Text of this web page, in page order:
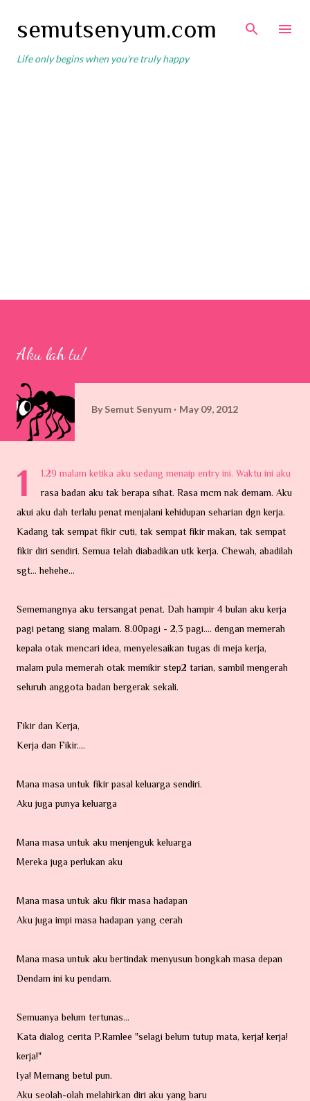
semutsenyum.com
Life only begins when you're truly happy
Aku lah tu!
By Semut Senyum May 09, 2012
1
1.29 malam ketika aku sedang menaip entry ini. Waktu ini aku
rasa badan aku tak berapa sihat. Rasa mcm nak demam. Aku
akui aku dah terlalu penat menjalani kehidupan seharian dgn kerja.
Kadang tak sempat fikir cuti, tak sempat fikir makan, tak sempat
fikir diri sendiri. Semua telah diabadikan utk kerja. Chewah, abadilah
sgt... hehehe...
Sememangnya aku tersangat penat. Dah hampir 4 bulan aku kerja
pagi petang siang malam. 8.00pagi - 2,3 pagi.... dengan memerah
kepala otak mencari idea, menyelesaikan tugas di meja kerja,
malam pula memerah otak memikir step2 tarian, sambil mengerah
seluruh anggota badan bergerak sekali.
Fikir dan Kerja,
Kerja dan Fikir....
Mana masa untuk fikir pasal keluarga sendiri.
Aku juga punya keluarga
Mana masa untuk aku menjenguk keluarga
Mereka juga perlukan aku
Mana masa untuk aku fikir masa hadapan
Aku juga impi masa hadapan yang cerah
Mana masa untuk aku bertindak menyusun bongkah masa depan
Dendam ini ku pendam.
Semuanya belum tertunas...
Kata dialog cerita P.Ramlee "selagi belum tutup mata, kerja! kerja!
kerja!"
Iya! Memang betul pun.
Aku seolah-olah melahirkan diri aku yang baru